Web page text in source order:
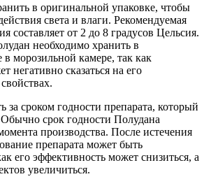
в оригинальной упаковке, чтобы
света и влаги. Рекомендуемая
составляет от 2 до 8 градусов Цельсия.
необходимо хранить в
морозильной камере, так как
негативно сказаться на его
за сроком годности препарата, который
Обычно срок годности Полудана
производства. После истечения
препарата может быть
его эффективность может снизиться, а
увеличиться.